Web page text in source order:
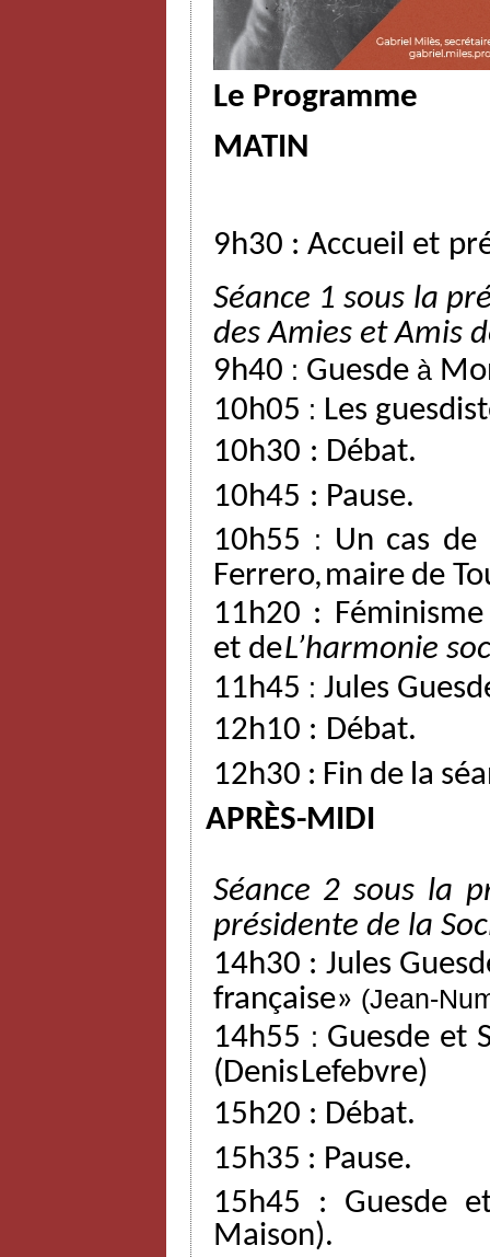
Le Programme
MATIN
9h30 : Accueil et
Séance 1 sous la
des Amies et Amis
9h40 : Guesde à
10h05 : Les
10h30 : Débat.
10h45 : Pause.
10h55 : Un cas de
Ferrero,maire de
11h20 :
et deL’harmonie
11h45 : Jules
12h10 : Débat.
12h30 : Fin de la
APRÈS-MIDI
Séance 2 sous la
présidente de la
14h30 : Jules
française» (Jean-
14h55 : Guesde et
(DenisLefebvre)
15h20 : Débat.
15h35 : Pause.
15h45
: Guesde
Maison).